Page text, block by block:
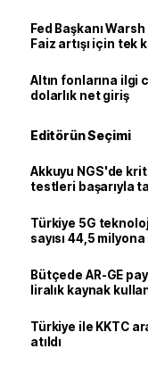
Fed Başkanı
Faiz artışı için tek
Altın fonlarına ilgi
dolarlık net giriş
Editörün Seçimi
Akkuyu NGS'de
testleri başarıyla
Türkiye 5G
sayısı 44,5 milyona
Bütçede AR-GE
liralık kaynak
Türkiye ile KKTC
atıldı